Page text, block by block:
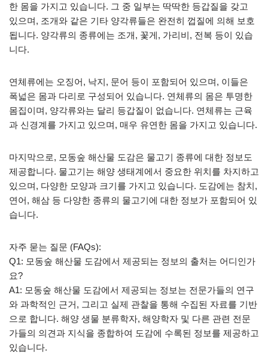
한 몸을 가지고 있습니다. 그 중 일부는 딱딱한 등갑질을 갖고
있으며, 조개와 같은 기타 양각류들은 완전히 껍질에 의해 보호
됩니다. 양각류의 종류에는 조개, 꽃게, 가리비, 전복 등이 있습
니다.
연체류에는 오징어, 낙지, 문어 등이 포함되어 있으며, 이들은
폭넓은 몸과 다리로 구성되어 있습니다. 연체류의 몸은 투명한
몸집이며, 양각류와는 달리 등갑질이 없습니다. 연체류는 근육
과 신경계를 가지고 있으며, 매우 유연한 몸을 가지고 있습니다.
마지막으로, 모동숲 해산물 도감은 물고기 종류에 대한 정보도
제공합니다. 물고기는 해양 생태계에서 중요한 위치를 차지하고
있으며, 다양한 모양과 크기를 가지고 있습니다. 도감에는 참치,
연어, 해삼 등 다양한 종류의 물고기에 대한 정보가 포함되어 있
습니다.
자주 묻는 질문 (FAQs):
Q1: 모동숲 해산물 도감에서 제공되는 정보의 출처는 어디인가
요?
A1: 모동숲 해산물 도감에서 제공되는 정보는 전문가들의 연구
와 과학적인 근거, 그리고 실제 관찰을 통해 수집된 자료를 기반
으로 합니다. 해양 생물 분류학자, 해양학자 및 다른 관련 전문
가들의 의견과 지식을 종합하여 도감에 수록된 정보를 제공하고
있습니다.